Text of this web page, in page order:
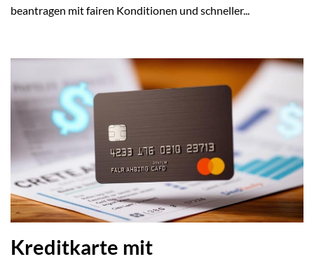
beantragen mit fairen Konditionen und schneller...
Kreditkarte mit